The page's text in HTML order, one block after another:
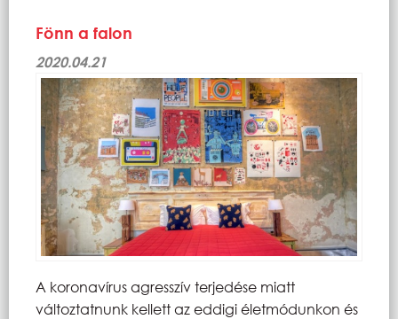
Fönn a falon
2020.04.21
A koronavírus agresszív terjedése miatt
változtatnunk kellett az eddigi életmódunkon és